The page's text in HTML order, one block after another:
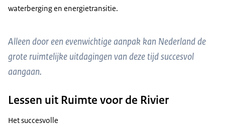
waterberging en energietransitie.
Alleen door een evenwichtige aanpak kan Nederland de
grote ruimtelijke uitdagingen van deze tijd succesvol
aangaan.
Lessen uit Ruimte voor de Rivier
Het succesvolle